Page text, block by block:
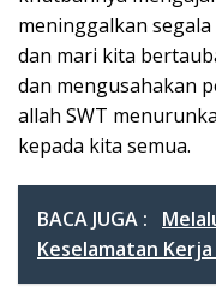
meninggalkan
dan mari kita
dan mengusahakan
allah SWT
kepada kita semua.
BACA JUGA :
Keselamatan Kerja